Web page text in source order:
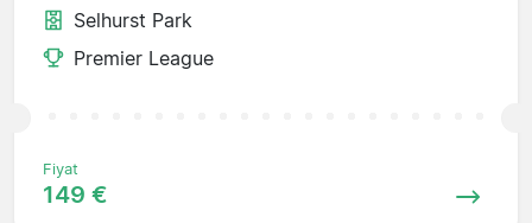
Selhurst Park
Premier League
Fiyat
149 €